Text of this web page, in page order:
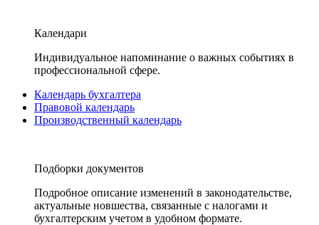
Календари
Индивидуальное напоминание о важных событиях в
профессиональной сфере.
Календарь бухгалтера
Правовой календарь
Производственный календарь
Подборки документов
Подробное описание изменений в законодательстве,
актуальные новшества, связанные с налогами и
бухгалтерским учетом в удобном формате.